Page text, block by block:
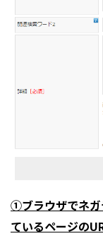
①ブラウザでネガ
ているページの